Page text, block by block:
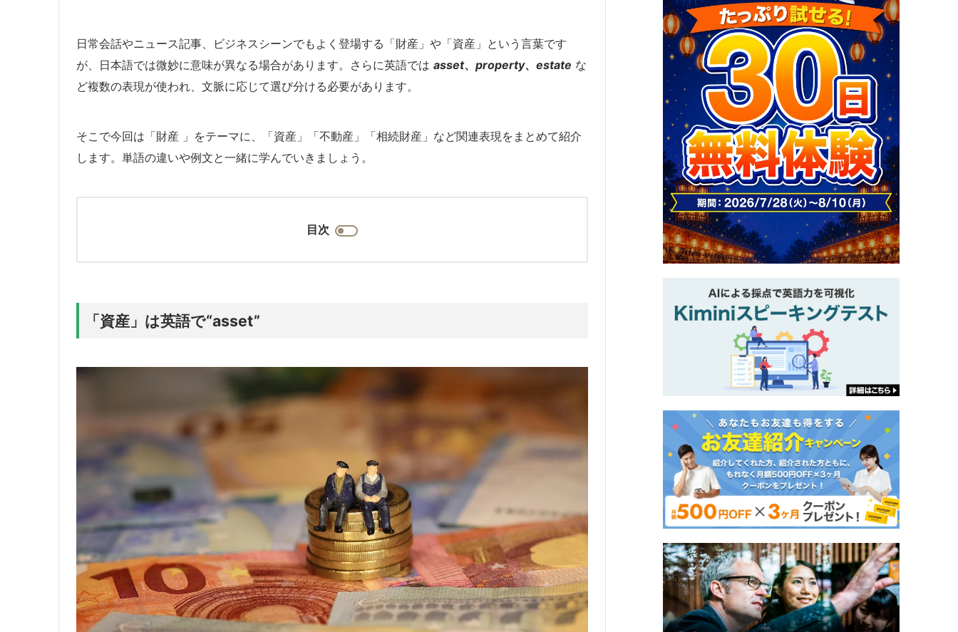
日常会話やニュース記事、ビジネスシーンでもよく登場する「財産」や「資産」という言葉です
が、日本語では微妙に意味が異なる場合があります。さらに英語では asset、 property、 estate な
ど複数の表現が使われ、文脈に応じて選び分ける必要があります。
そこで今回は「財産 」をテーマに、「資産」「不動産」「相続財産」など関連表現をまとめて紹介
します。単語の違いや例文と一緒に学んでいきましょう。
目次
「資産」は英語で“asset”